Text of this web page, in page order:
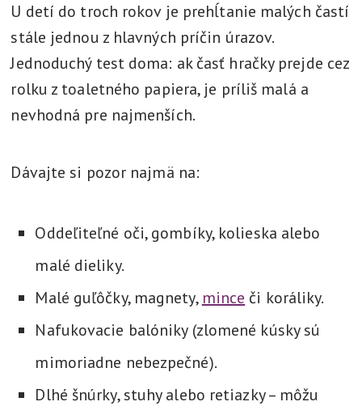
U detí do troch rokov je prehĺtanie malých častí
stále jednou z hlavných príčin úrazov.
Jednoduchý test doma: ak časť hračky prejde cez
rolku z toaletného papiera, je príliš malá a
nevhodná pre najmenších.
Dávajte si pozor najmä na:
Oddeľiteľné oči, gombíky, kolieska alebo
malé dieliky.
Malé guľôčky, magnety, mince či koráliky.
Nafukovacie balóniky (zlomené kúsky sú
mimoriadne nebezpečné).
Dlhé šnúrky, stuhy alebo retiazky – môžu